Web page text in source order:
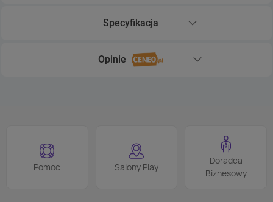
Specyfikacja
Rozwiń sekcję Specyfikacja
Opinie
Rozwiń sekcję Opinie
Pomoc Salony Play
Doradca
Biznesowy